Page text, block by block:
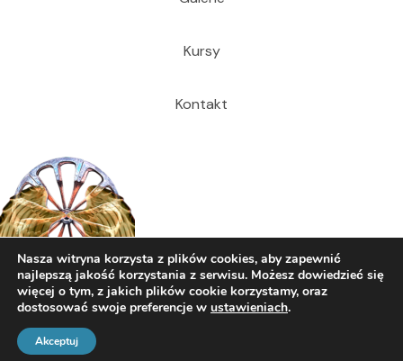
Kursy
Kontakt
© 2026 Dariusz Cecuda
Nasza witryna korzysta z plików cookies, aby zapewnić
najlepszą jakość korzystania z serwisu. Możesz dowiedzieć się
więcej o tym, z jakich plików cookie korzystamy, oraz
dostosować swoje preferencje w ustawieniach.
Akceptuj